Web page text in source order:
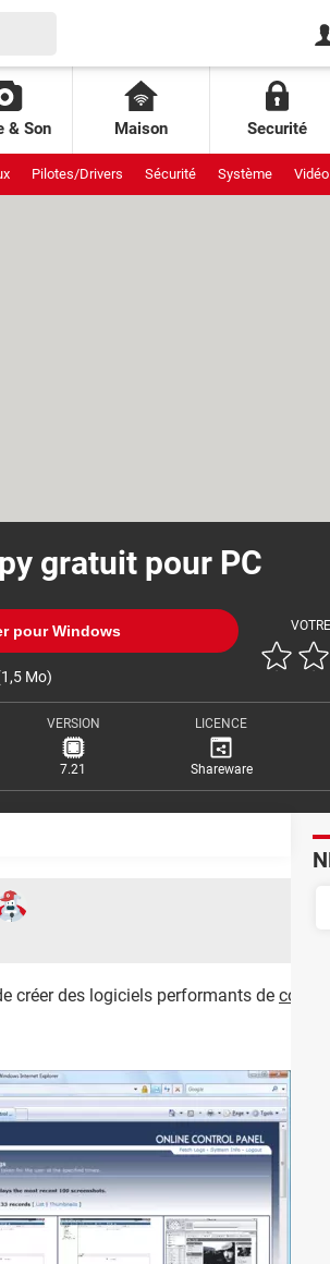
& Son Maison Securité
Pilotes/Drivers Sécurité Système Vidéo
gratuit pour PC
pour Windows
Mo)
VERSION
7.21
LICENCE
Shareware
créer des logiciels performants de